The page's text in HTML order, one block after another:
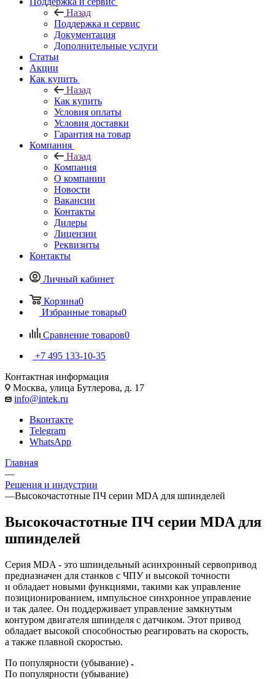
Назад
Поддержка и сервис
Документация
Дополнительные услуги
Статьи
Акции
Как купить
Назад
Как купить
Условия оплаты
Условия доставки
Гарантия на товар
Компания
Назад
Компания
О компании
Новости
Вакансии
Контакты
Дилеры
Лицензии
Реквизиты
Контакты
Личный кабинет
Корзина0
Избранные товары0
Сравнение товаров0
+7 495 133-10-35
Контактная информация
Москва, улица Бутлерова, д. 17
info@intek.ru
Вконтакте
Telegram
WhatsApp
Главная
—
Решения и индустрии
—Высокочастотные ПЧ серии MDA для шпинделей
Высокочастотные ПЧ серии MDA для
шпинделей
Серия MDA - это шпиндельный асинхронный сервопривод
предназначен для станков с ЧПУ и высокой точности
и обладает новыми функциями, такими как управление
позиционированием, импульсное синхронное управление
и так далее. Он поддерживает управление замкнутым
контуром двигателя шпинделя с датчиком. Этот привод
обладает высокой способностью реагировать на скорость,
а также плавной скоростью.
По популярности (убывание)
По популярности (убывание)